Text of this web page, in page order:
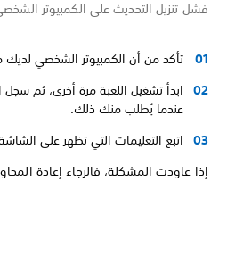
فشل تنزيل التحديث على الكمبيوتر
تأكد من أن الكمبيوتر الشخصي لديك
عندما يُطلب منك ذلك.
اتبع التعليمات التي تظهر على
إذا عاودت المشكلة، فالرجاء إعادة